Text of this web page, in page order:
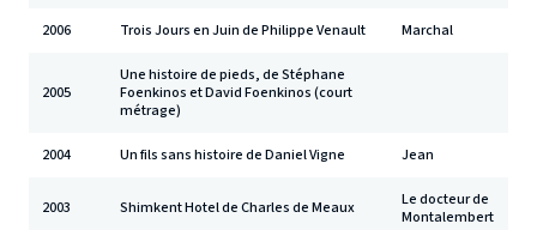
2006 Trois Jours en Juin de Philippe Venault Marchal
2005
Une histoire de pieds, de Stéphane
Foenkinos et David Foenkinos (court
métrage)
2004 Un fils sans histoire de Daniel Vigne Jean
2003 Shimkent Hotel de Charles de Meaux
Le docteur de
Montalembert